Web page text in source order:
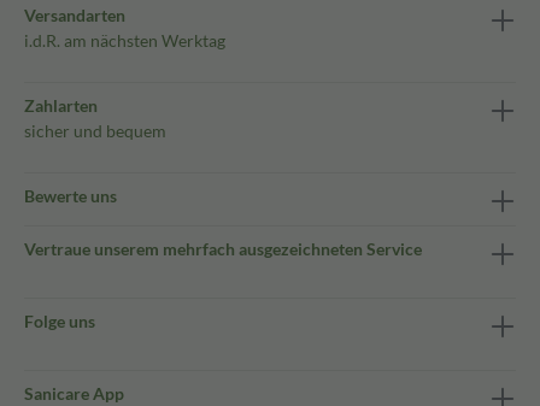
Versandarten
i.d.R. am nächsten Werktag
Zahlarten
sicher und bequem
Bewerte uns
Vertraue unserem mehrfach ausgezeichneten Service
Folge uns
Sanicare App